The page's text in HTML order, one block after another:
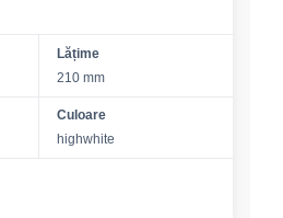
Lățime
210 mm
Culoare
highwhite